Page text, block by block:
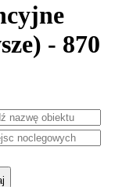
- 870